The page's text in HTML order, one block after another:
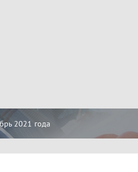
2021 года